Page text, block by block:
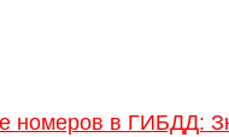
номеров в ГИБДД: